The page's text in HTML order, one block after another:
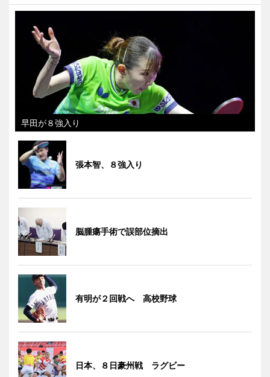
早田が８強入り
張本智、８強入り
脳腫瘍手術で誤部位摘出
有明が２回戦へ 高校野球
日本、８日豪州戦 ラグビー